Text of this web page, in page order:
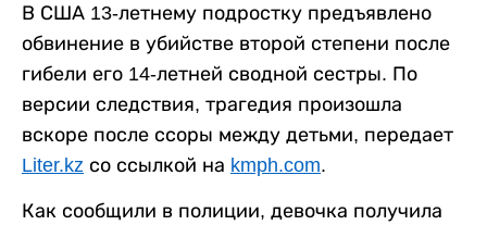
В США 13-летнему подростку предъявлено
обвинение в убийстве второй степени после
гибели его 14-летней сводной сестры. По
версии следствия, трагедия произошла
вскоре после ссоры между детьми, передает
Liter.kz со ссылкой на kmph.com.
Как сообщили в полиции, девочка получила